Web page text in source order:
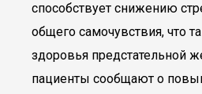
способствует снижению
общего самочувствия, что
здоровья предстательной
пациенты сообщают о